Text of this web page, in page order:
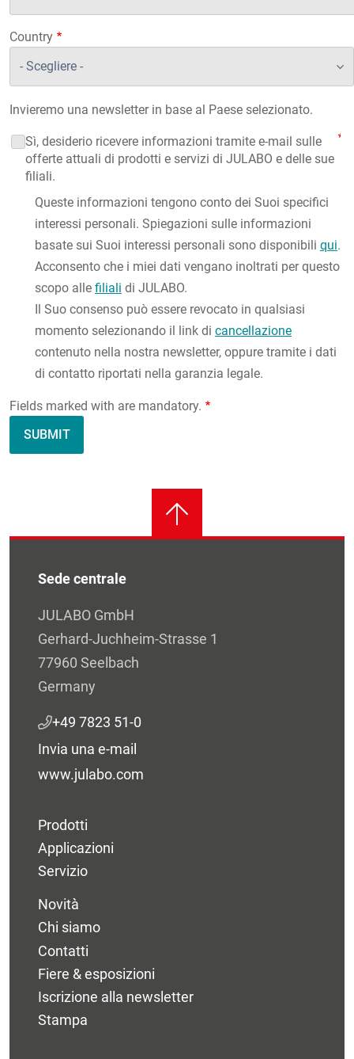
Country
Invieremo una newsletter in base al Paese selezionato.
Sì, desiderio ricevere informazioni tramite e-mail sulle
offerte attuali di prodotti e servizi di JULABO e delle sue
filiali.
Queste informazioni tengono conto dei Suoi specifici
interessi personali. Spiegazioni sulle informazioni
basate sui Suoi interessi personali sono disponibili qui.
Acconsento che i miei dati vengano inoltrati per questo
scopo alle filiali di JULABO.
Il Suo consenso può essere revocato in qualsiasi
momento selezionando il link di cancellazione
contenuto nella nostra newsletter, oppure tramite i dati
di contatto riportati nella garanzia legale.
Fields marked with are mandatory.
Sede centrale
JULABO GmbH
Gerhard-Juchheim-Strasse 1
77960 Seelbach
Germany
+49 7823 51-0
Invia una e-mail
www.julabo.com
Prodotti
Applicazioni
Servizio
Novità
Chi siamo
Contatti
Fiere & esposizioni
Iscrizione alla newsletter
Stampa